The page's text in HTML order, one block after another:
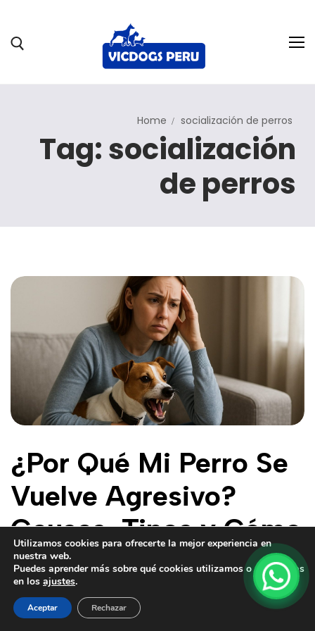
Servicios
Blog
Contáctanos
Home socialización de perros
Tag: socialización
de perros
¿Por Qué Mi Perro Se
Vuelve Agresivo?
Causas, Tipos y Cómo
Rehabilitarlo de Forma
Profesional
Utilizamos cookies para ofrecerte la mejor experiencia en
nuestra web.
Puedes aprender más sobre qué cookies utilizamos o cambiarlas
en los ajustes.
Aceptar Rechazar